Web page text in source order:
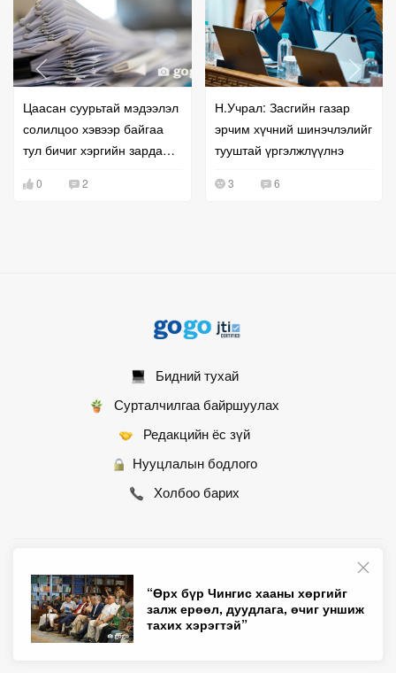
“Өрх бүр Чингис хааны хөргийг
залж ерөөл, дуудлага, өчиг уншиж
тахих хэрэгтэй”
Цаасан суурьтай мэдээлэл
солилцоо хэвээр байгаа
тул бичиг хэргийн зардал
0 2
Н.Учрал: Засгийн газар
эрчим хүчний шинэчлэлийг
тууштай үргэлжлүүлнэ
3 6
Бидний тухай
Сурталчилгаа байршуулах
Редакцийн ёс зүй
Нууцлалын бодлого
Холбоо барих
© 2007 - 2026 Монгол Контент ХХК • Бүх эрх хуулиар хамгаалагдсан